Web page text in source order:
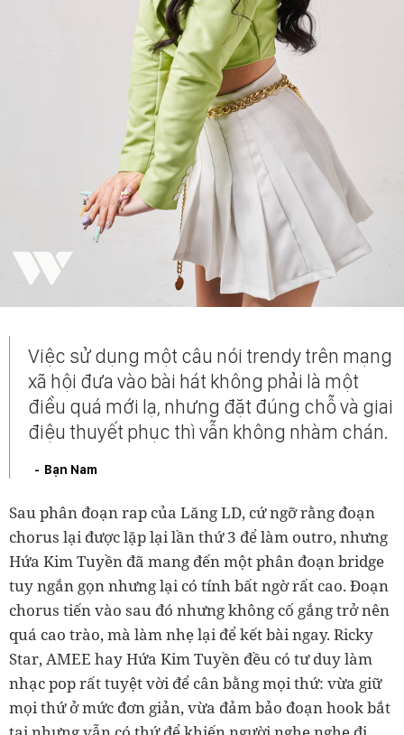
Việc sử dụng một câu nói trendy trên mạng
xã hội đưa vào bài hát không phải là một
điều quá mới lạ, nhưng đặt đúng chỗ và giai
điệu thuyết phục thì vẫn không nhàm chán.
Bạn Nam
Sau phân đoạn rap của Lăng LD, cứ ngỡ rằng đoạn
chorus lại được lặp lại lần thứ 3 để làm outro, nhưng
Hứa Kim Tuyền đã mang đến một phân đoạn bridge
tuy ngắn gọn nhưng lại có tính bất ngờ rất cao. Đoạn
chorus tiến vào sau đó nhưng không cố gắng trở nên
quá cao trào, mà làm nhẹ lại để kết bài ngay. Ricky
Star, AMEE hay Hứa Kim Tuyền đều có tư duy làm
nhạc pop rất tuyệt vời để cân bằng mọi thứ: vừa giữ
mọi thứ ở mức đơn giản, vừa đảm bảo đoạn hook bắt